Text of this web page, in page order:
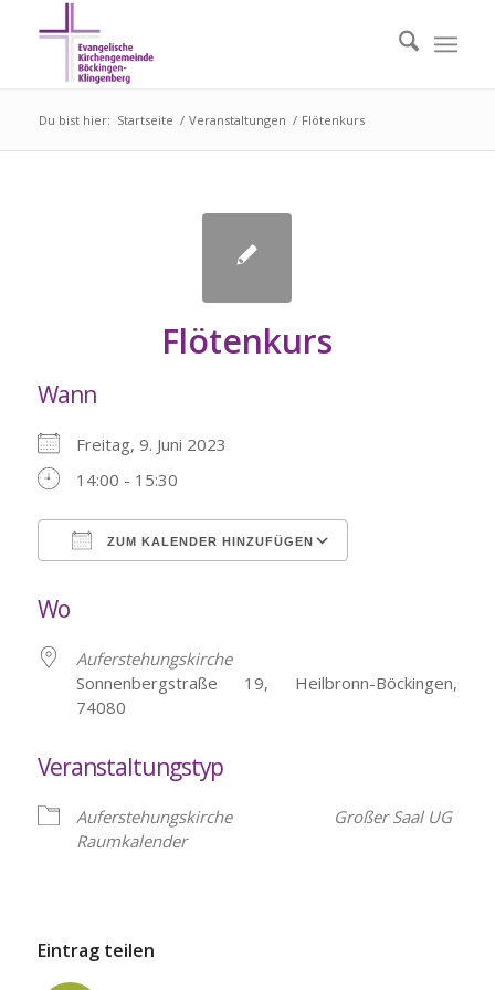
Du bist hier: Startseite / Veranstaltungen / Flötenkurs
Flötenkurs
Wann
Freitag, 9. Juni 2023
14:00 - 15:30
ZUM KALENDER HINZUFÜGEN
Wo
Auferstehungskirche
Sonnenbergstraße 19, Heilbronn-Böckingen,
74080
Veranstaltungstyp
Auferstehungskirche
Großer Saal UG
Raumkalender
Eintrag teilen